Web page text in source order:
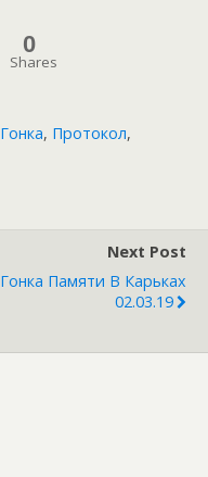
0
Shares
Гонка, Протокол,
Next Post
Гонка Памяти В Карьках
02.03.19